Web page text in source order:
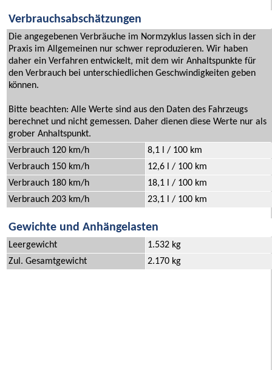
Verbrauchsabschätzungen
Die angegebenen Verbräuche im Normzyklus lassen sich in der
Praxis im Allgemeinen nur schwer reproduzieren. Wir haben
daher ein Verfahren entwickelt, mit dem wir Anhaltspunkte für
den Verbrauch bei unterschiedlichen Geschwindigkeiten geben
können.
Bitte beachten: Alle Werte sind aus den Daten des Fahrzeugs
berechnet und nicht gemessen. Daher dienen diese Werte nur als
grober Anhaltspunkt.
Verbrauch 120 km/h
8,1 l / 100 km
Verbrauch 150 km/h
12,6 l / 100 km
Verbrauch 180 km/h
18,1 l / 100 km
Verbrauch 203 km/h
23,1 l / 100 km
Gewichte und Anhängelasten
Leergewicht
1.532 kg
Zul. Gesamtgewicht
2.170 kg